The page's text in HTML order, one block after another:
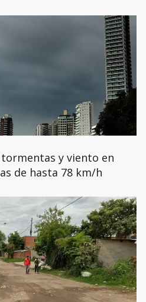
y viento en
de hasta 78 km/h